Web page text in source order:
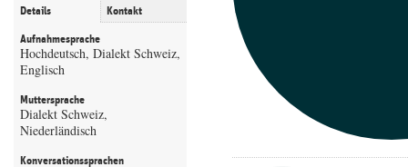
Details Kontakt
Aufnahmesprache
Hochdeutsch, Dialekt Schweiz,
Englisch
Muttersprache
Dialekt Schweiz,
Niederländisch
Konversationssprachen